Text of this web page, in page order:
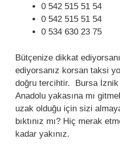
0 542 515 51 54
0 542 515 51 54
0 534 630 23 75
Bütçenize dikkat
ediyorsanız korsan taksi
doğru tercihtir. Bursa İznik
Anadolu yakasına mı
uzak olduğu için sizi
bıktınız mı? Hiç merak
kadar yakınız.